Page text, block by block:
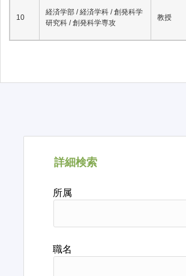
10
経済学部 / 経済学科 / 創発科学
研究科 / 創発科学専攻
教授
詳細検索
所属
職名